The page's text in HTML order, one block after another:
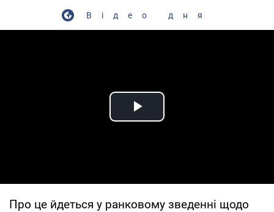
Відео дня
Play Video
Про це йдеться у ранковому зведенні щодо